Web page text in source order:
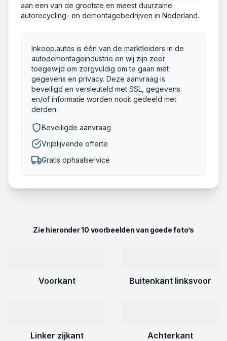
aan een van de grootste en meest duurzame
autorecycling- en demontagebedrijven in Nederland.
Inkoop.autos is één van de marktleiders in de
autodemontageindustrie en wij zijn zeer
toegewijd om zorgvuldig om te gaan met
gegevens en privacy. Deze aanvraag is
beveiligd en versleuteld met SSL, gegevens
en/of informatie worden nooit gedeeld met
derden.
Beveiligde aanvraag
Vrijblijvende offerte
Gratis ophaalservice
Zie hieronder 10 voorbeelden van goede foto’s
Voorkant Buitenkant linksvoor
Linker zijkant Achterkant